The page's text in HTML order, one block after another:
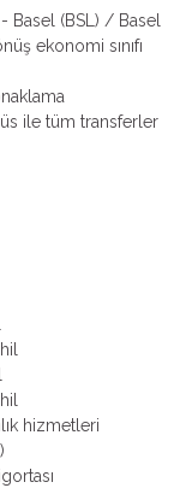
Basel (BSL) / Basel
ekonomi sınıfı
ile tüm transferler
hizmetleri